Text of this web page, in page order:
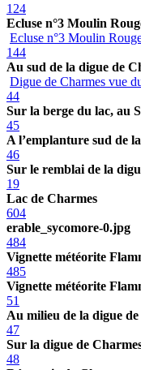
124
Ecluse n°3 Moulin
Ecluse n°3 Moulin
144
Au sud de la digue de
Digue de Charmes vue
44
Sur la berge du lac, au
45
A l’emplanture sud de
46
Sur le remblai de la
19
Lac de Charmes
604
erable_sycomore-0.jpg
484
Vignette météorite
485
Vignette météorite
51
Au milieu de la digue
47
Sur la digue de
48